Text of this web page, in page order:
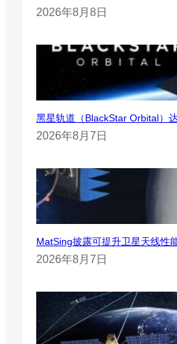
2026年8月8日
黑星轨道（BlackStar Orbital）
2026年8月7日
MatSing披露可提升卫星天线性
2026年8月7日